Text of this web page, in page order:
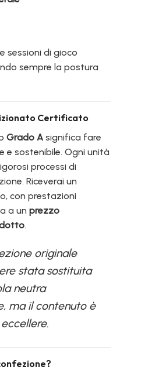
sessioni di gioco
sempre la postura
Certificato
Grado Asignifica fare
e sostenibile. Ogni unità
processi di
Riceverai un
con prestazioni
a un prezzo
.
originale
stata sostituita
neutra
ma il contenuto è